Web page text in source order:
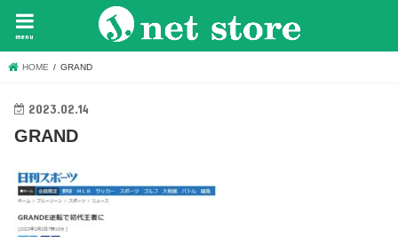
menu
HOME GRAND
2023.02.14
GRAND